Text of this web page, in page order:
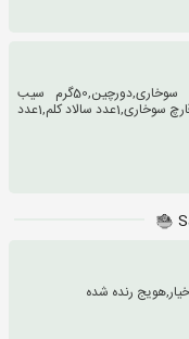
نرمال,300گرم بال مرغ سوخاری,دورچین,50گرم سیب
زمینی سرخ شده,50گرم قارچ سوخاری,1عدد سالاد کلم,1عدد